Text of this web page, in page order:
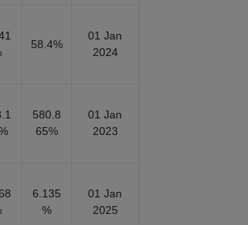
58.4%
01 Jan
2024
580.8
65%
01 Jan
2023
6.135
%
01 Jan
2025